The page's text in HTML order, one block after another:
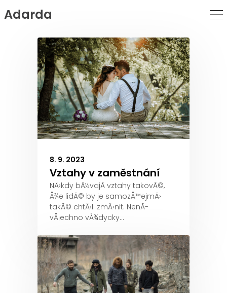
Skip
Content
Adarda
8. 9. 2023
Vztahy v zaměstnání
NÄ›kdy bÃ½vajÃ­ vztahy takovÃ©,
Å¾e lidÃ© by je samozÅ™ejmÄ›
takÃ© chtÄ›li zmÄ›nit. NenÃ­
vÅ¡echno vÅ¾dycky…